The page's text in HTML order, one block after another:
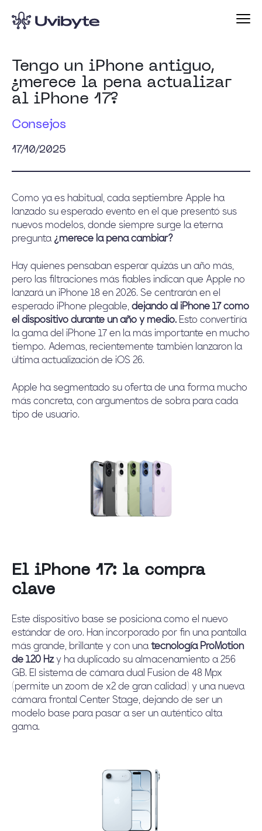
Tengo un iPhone antiguo,
¿merece la pena actualizar
al iPhone 17?
Consejos
17/10/2025
Como ya es habitual, cada septiembre Apple ha
lanzado su esperado evento en el que presentó sus
nuevos modelos, donde siempre surge la eterna
pregunta ¿merece la pena cambiar?
Hay quienes pensaban esperar quizás un año más,
pero las filtraciones más fiables indican que Apple no
lanzará un iPhone 18 en 2026. Se centrarán en el
esperado iPhone plegable, dejando al iPhone 17 como
el dispositivo durante un año y medio. Esto convertiría
la gama del iPhone 17 en la más importante en mucho
tiempo. Ademas, recientemente también lanzaron la
últimaactualización de iOS 26.
Apple ha segmentado su oferta de una forma mucho
más concreta, con argumentos de sobra para cada
tipo de usuario.
El iPhone 17: la compra
clave
Este dispositivo base se posiciona como el nuevo
estándar de oro. Han incorporado por fin una pantalla
más grande, brillante y con unatecnología ProMotion
de 120 Hzy ha duplicado su almacenamiento a 256
GB. El sistema de cámara dual Fusion de 48 Mpx
(permite un zoom de x2 de gran calidad) y una nueva
cámara frontal Center Stage, dejando de ser un
modelo base para pasar a ser un auténtico alta
gama.